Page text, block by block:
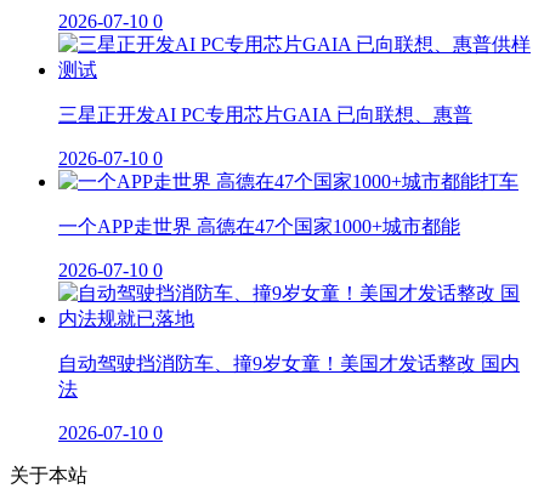
2026-07-10 0
三星正开发AI PC专用芯片GAIA 已向联想、惠普
2026-07-10 0
一个APP走世界 高德在47个国家1000+城市都能
2026-07-10 0
自动驾驶挡消防车、撞9岁女童！美国才发话整改 国内
法
2026-07-10 0
关于本站